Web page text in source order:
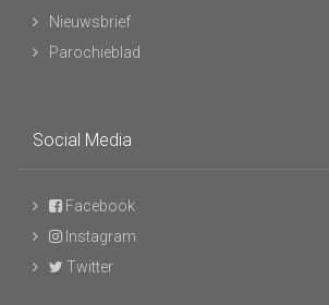
Nieuwsbrief
Parochieblad
Social Media
Facebook
Instagram
Twitter